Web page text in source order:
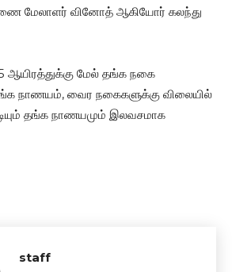
மேலாளர் வினோத் ஆகியோர் கலந்து
ஆயிரத்துக்கு மேல் தங்க நகை
நாணயம், வைர நகைகளுக்கு விலையில்
தங்க நாணயமும் இலவசமாக
staff